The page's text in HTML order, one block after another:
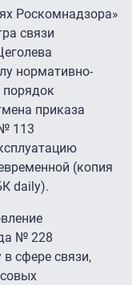
Роскомнадзора»
связи
нормативно-
порядок
приказа
113
(копия
daily).
№ 228
сфере связи,